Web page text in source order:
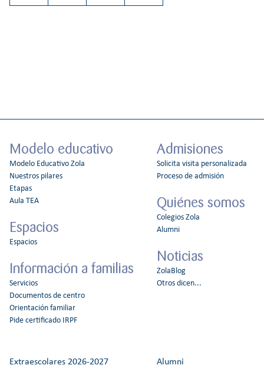
Modelo educativo
Modelo Educativo Zola
Nuestros pilares
Etapas
Aula TEA
Espacios
Espacios
Información a familias
Servicios
Documentos de centro
Orientación familiar
Pide certificado IRPF
Admisiones
Solicita visita personalizada
Proceso de admisión
Quiénes somos
Colegios Zola
Alumni
Noticias
ZolaBlog
Otros dicen...
Extraescolares 2026-2027 Alumni